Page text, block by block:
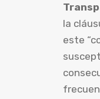
la
este